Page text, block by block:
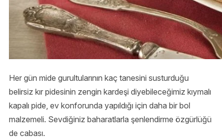
Her gün mide gurultularının kaç tanesini susturduğu
belirsiz kır pidesinin zengin kardeşi diyebileceğimiz kıymalı
kapalı pide, ev konforunda yapıldığı için daha bir bol
malzemeli. Sevdiğiniz baharatlarla şenlendirme özgürlüğü
de cabası.